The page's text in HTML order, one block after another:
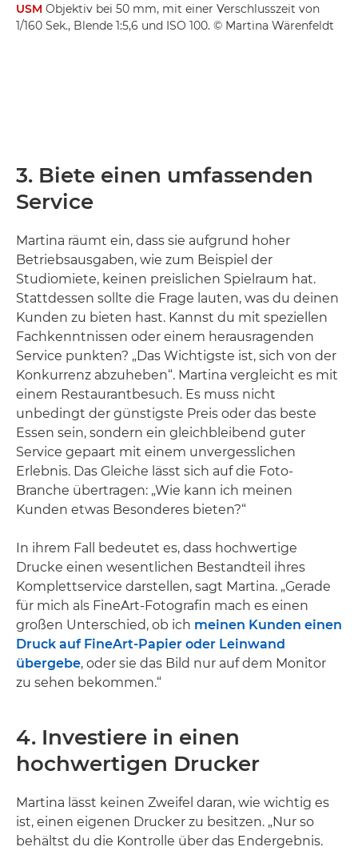
USM Objektiv bei 50 mm, mit einer Verschlusszeit von
1/160 Sek., Blende 1:5,6 und ISO 100. © Martina Wärenfeldt
3. Biete einen umfassenden
Service
Martina räumt ein, dass sie aufgrund hoher
Betriebsausgaben, wie zum Beispiel der
Studiomiete, keinen preislichen Spielraum hat.
Stattdessen sollte die Frage lauten, was du deinen
Kunden zu bieten hast. Kannst du mit speziellen
Fachkenntnissen oder einem herausragenden
Service punkten? „Das Wichtigste ist, sich von der
Konkurrenz abzuheben“. Martina vergleicht es mit
einem Restaurantbesuch. Es muss nicht
unbedingt der günstigste Preis oder das beste
Essen sein, sondern ein gleichbleibend guter
Service gepaart mit einem unvergesslichen
Erlebnis. Das Gleiche lässt sich auf die Foto-
Branche übertragen: „Wie kann ich meinen
Kunden etwas Besonderes bieten?“
In ihrem Fall bedeutet es, dass hochwertige
Drucke einen wesentlichen Bestandteil ihres
Komplettservice darstellen, sagt Martina. „Gerade
für mich als FineArt-Fotografin mach es einen
großen Unterschied, ob ich meinen Kunden einen
Druck auf FineArt-Papier oder Leinwand
übergebe, oder sie das Bild nur auf dem Monitor
zu sehen bekommen.“
4. Investiere in einen
hochwertigen Drucker
Martina lässt keinen Zweifel daran, wie wichtig es
ist, einen eigenen Drucker zu besitzen. „Nur so
behältst du die Kontrolle über das Endergebnis.